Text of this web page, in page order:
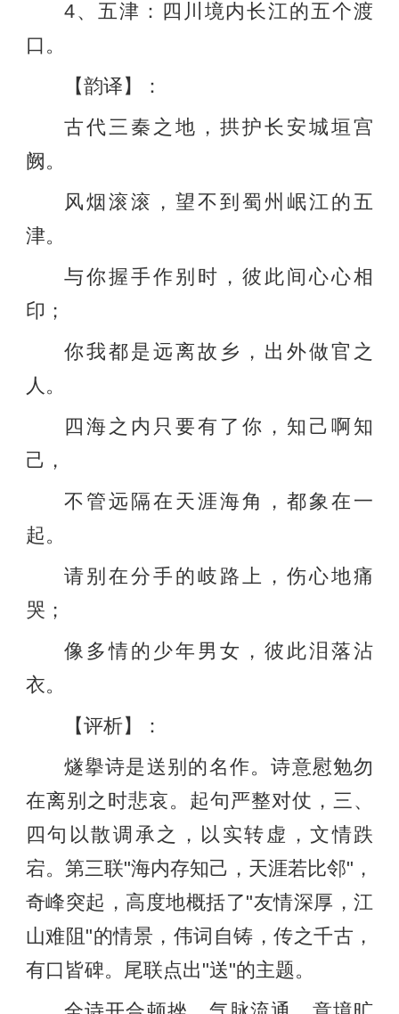
4、五津：四川境内长江的五个渡
口。
【韵译】：
古代三秦之地，拱护长安城垣宫
阙。
风烟滚滚，望不到蜀州岷江的五
津。
与你握手作别时，彼此间心心相
印；
你我都是远离故乡，出外做官之
人。
四海之内只要有了你，知己啊知
己，
不管远隔在天涯海角，都象在一
起。
请别在分手的岐路上，伤心地痛
哭；
像多情的少年男女，彼此泪落沾
衣。
【评析】：
燧擧诗是送别的名作。诗意慰勉勿
在离别之时悲哀。起句严整对仗，三、
四句以散调承之，以实转虚，文情跌
宕。第三联"海内存知己，天涯若比邻"，
奇峰突起，高度地概括了"友情深厚，江
山难阻"的情景，伟词自铸，传之千古，
有口皆碑。尾联点出"送"的主题。